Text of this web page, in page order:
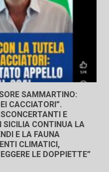
SAMMARTINO:
CACCIATORI”.
SCONCERTANTI E
SICILIA CONTINUA LA
E LA FAUNA
CLIMATICI,
LE DOPPIETTE”